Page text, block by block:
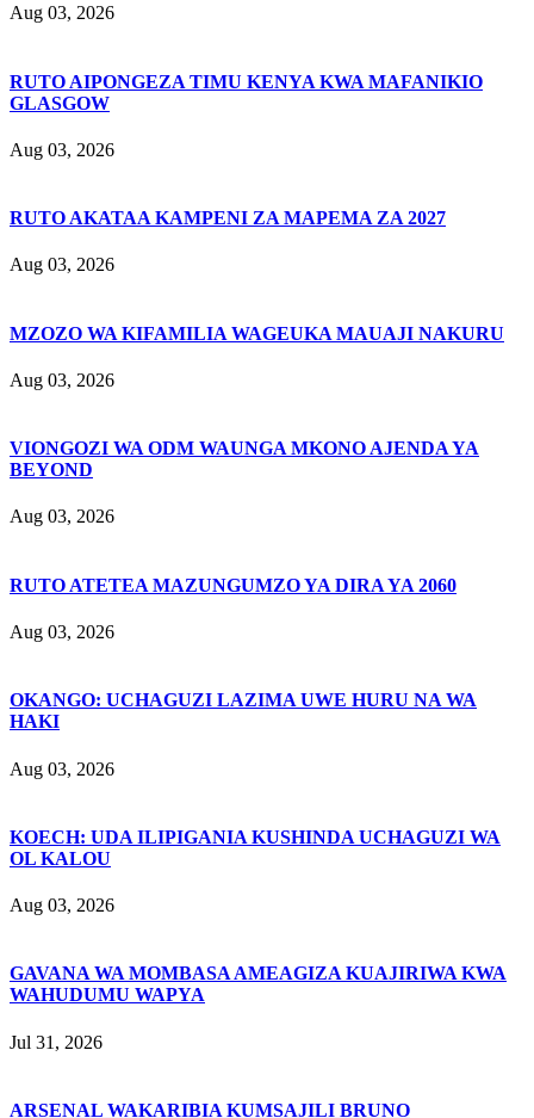
Aug 03, 2026
RUTO AIPONGEZA TIMU KENYA KWA MAFANIKIO
GLASGOW
Aug 03, 2026
RUTO AKATAA KAMPENI ZA MAPEMA ZA 2027
Aug 03, 2026
MZOZO WA KIFAMILIA WAGEUKA MAUAJI NAKURU
Aug 03, 2026
VIONGOZI WA ODM WAUNGA MKONO AJENDA YA
BEYOND
Aug 03, 2026
RUTO ATETEA MAZUNGUMZO YA DIRA YA 2060
Aug 03, 2026
OKANGO: UCHAGUZI LAZIMA UWE HURU NA WA
HAKI
Aug 03, 2026
KOECH: UDA ILIPIGANIA KUSHINDA UCHAGUZI WA
OL KALOU
Aug 03, 2026
GAVANA WA MOMBASA AMEAGIZA KUAJIRIWA KWA
WAHUDUMU WAPYA
Jul 31, 2026
ARSENAL WAKARIBIA KUMSAJILI BRUNO